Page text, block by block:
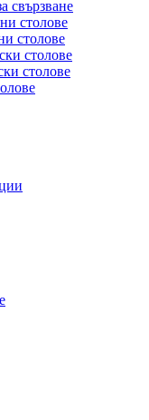
свързване
столове
столове
столове
столове